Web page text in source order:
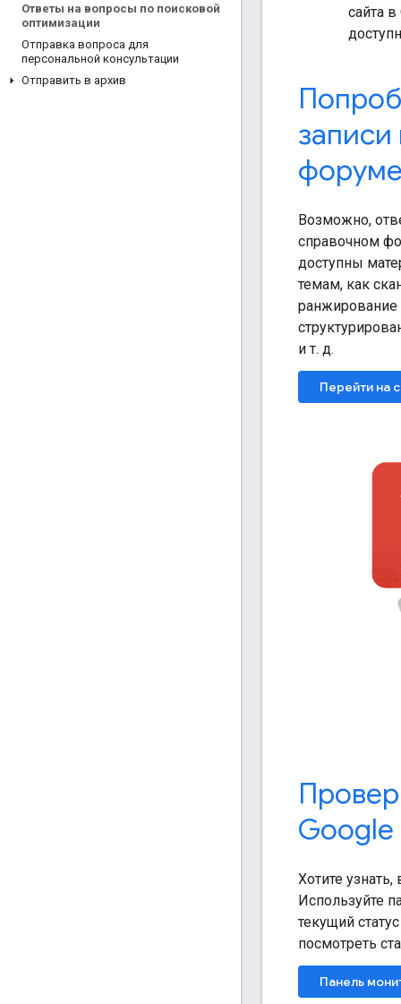
Ответы на вопросы по поисковой
оптимизации
Отправка вопроса для
персональной консультации
Отправить в архив
сайта
форуме
Возможно,
справочном
доступны
темам, как
ранжирование
и т. д.
Перейти на
Google
Хотите
Используйте
текущий
посмотреть
Панель